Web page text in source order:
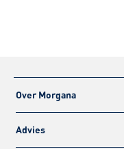
Over Morgana
Advies